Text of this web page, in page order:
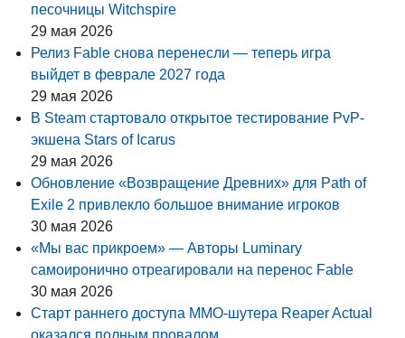
песочницы Witchspire
29 мая 2026
Релиз Fable снова перенесли — теперь игра
выйдет в феврале 2027 года
29 мая 2026
В Steam стартовало открытое тестирование PvP-
экшена Stars of Icarus
29 мая 2026
Обновление «Возвращение Древних» для Path of
Exile 2 привлекло большое внимание игроков
30 мая 2026
«Мы вас прикроем» — Авторы Luminary
самоиронично отреагировали на перенос Fable
30 мая 2026
Старт раннего доступа MMO-шутера Reaper Actual